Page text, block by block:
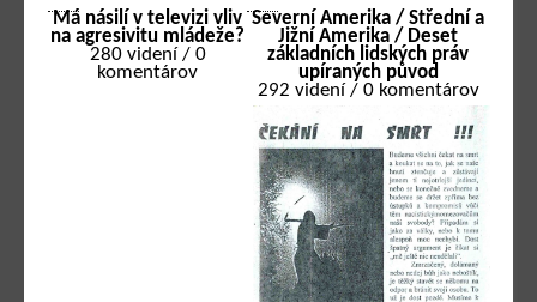
Má násilí v televizi vliv
na agresivitu mládeže?
280 videní / 0
komentárov
Severní Amerika / Střední a
Jižní Amerika / Deset
základních lidských práv
upíraných původ
292 videní / 0 komentárov